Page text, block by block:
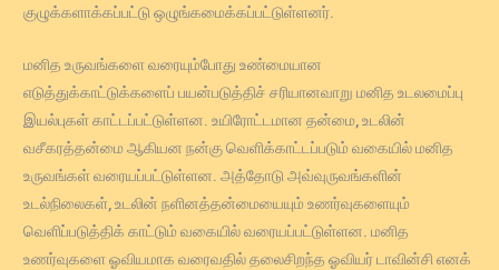
குழுக்களாக்கப்பட்டு ஒழுங்கமைக்கப்பட்டுள்ளனர்.
மனித உருவங்களை வரையும்போது உண்மையான
எடுத்துக்காட்டுக்களைப் பயன்படுத்திச் சரியானவாறு மனித உடலமைப்பு
இயல்புகள் காட்டப்பட்டுள்ளன. உயிரோட்டமான தன்மை, உடலின்
வசீகரத்தன்மை ஆகியன நன்கு வெளிக்காட்டப்படும் வகையில் மனித
உருவங்கள் வரையப்பட்டுள்ளன. அத்தோடு அவ்வுருவங்களின்
உடல்நிலைகள், உடலின் நளினத்தன்மையையும் உணர்வுகளையும்
வெளிப்படுத்திக் காட்டும் வகையில் வரையப்பட்டுள்ளன. மனித
உணர்வுகளை ஓவியமாக வரைவதில் தலைசிறந்த ஓவியர் டாவின்சி எனக்